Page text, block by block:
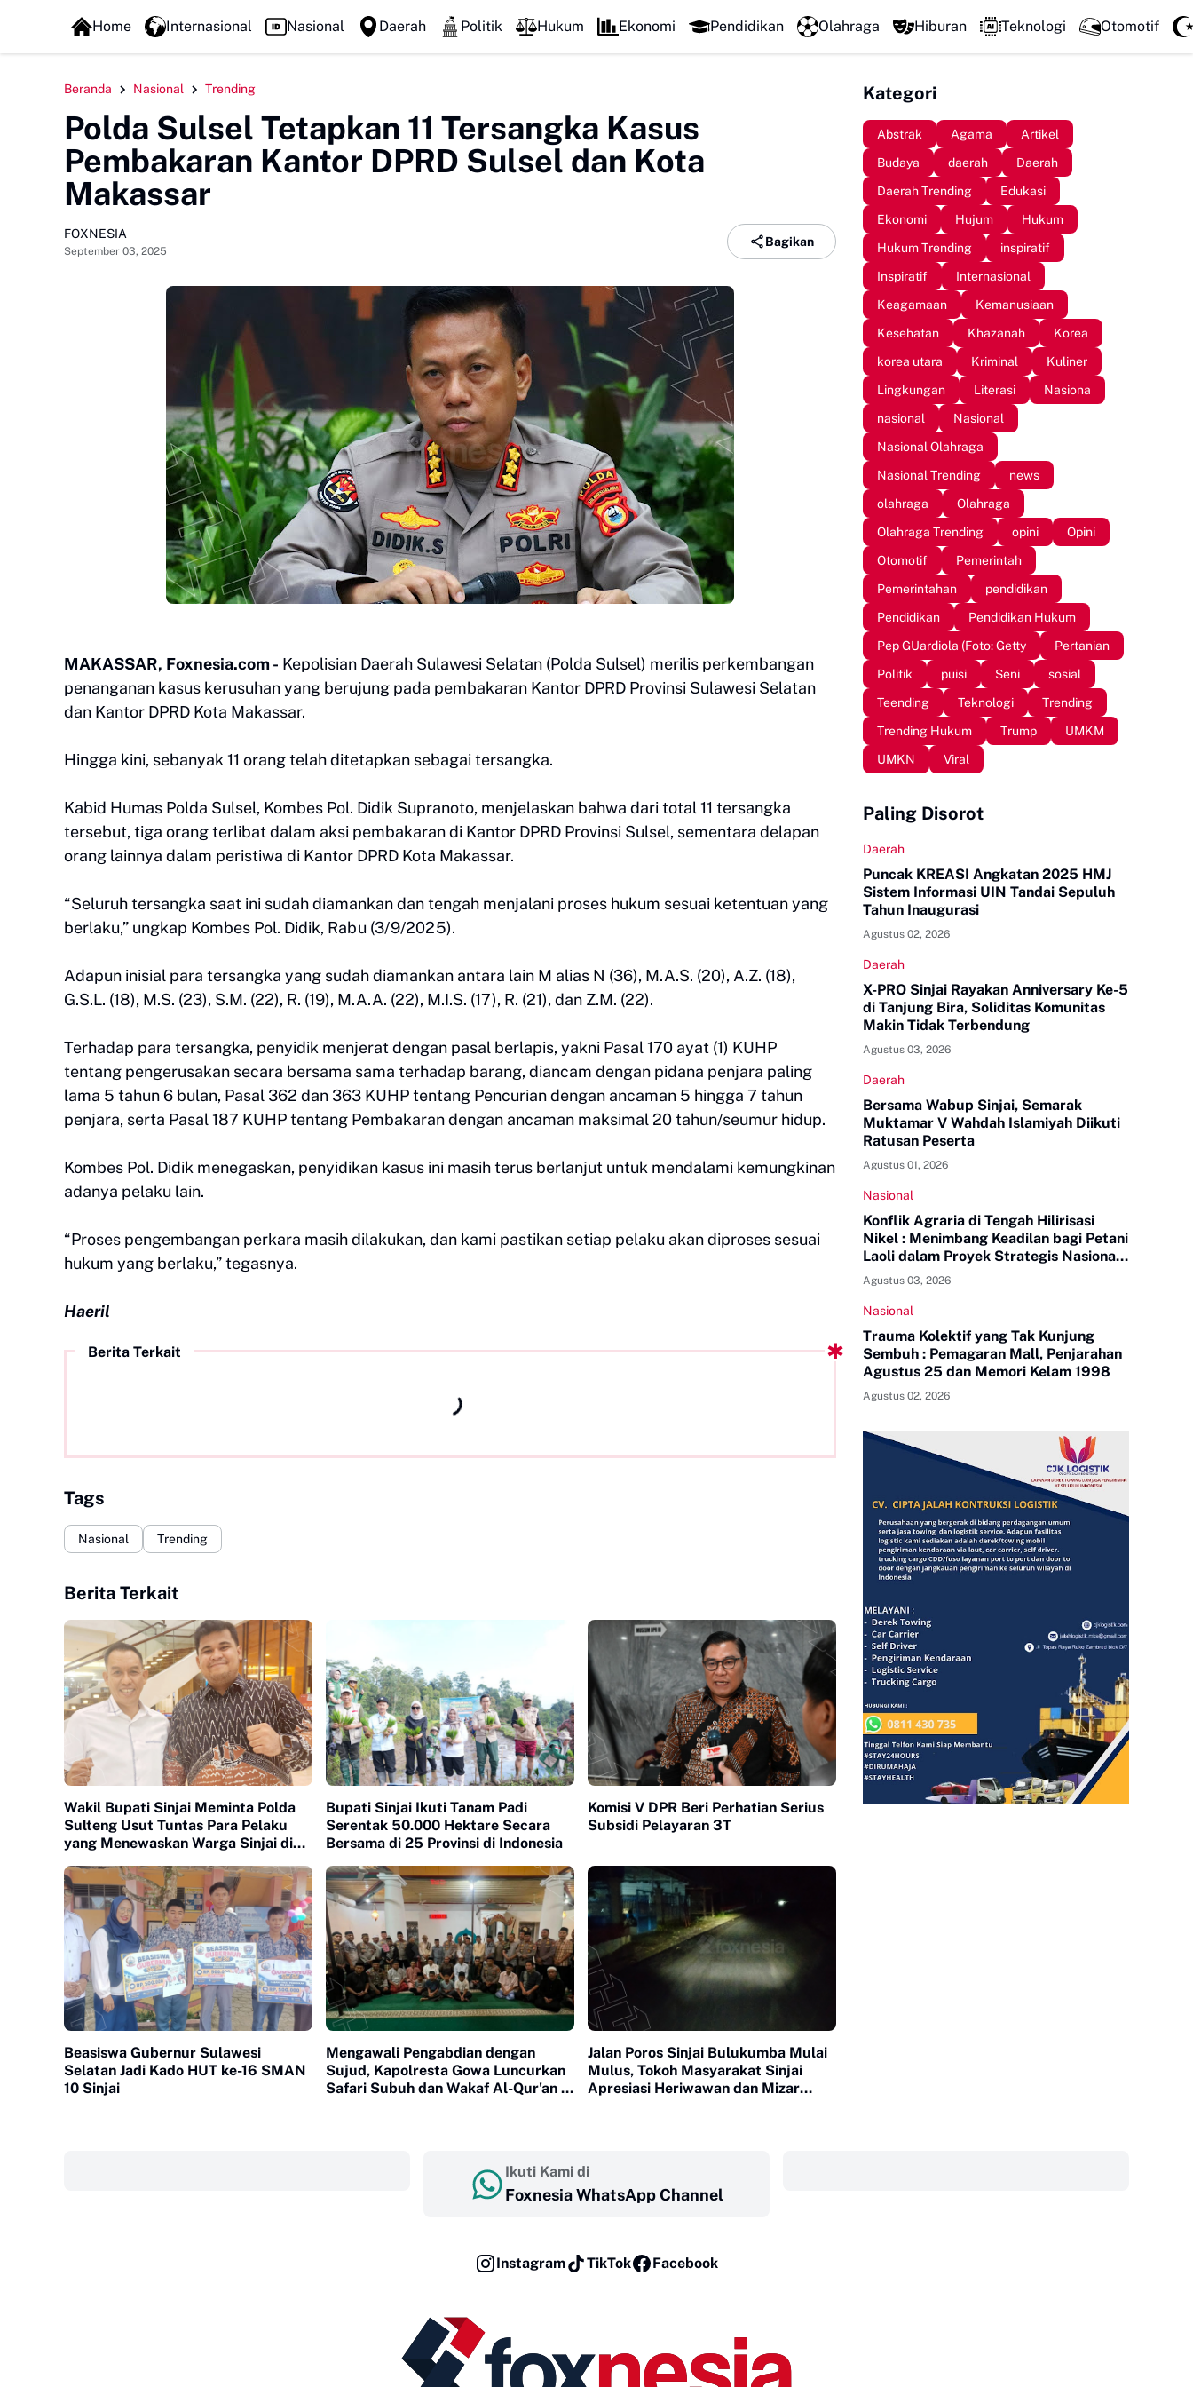
FOXLINE NEWS Perkuat Kolaborasi Pengembangan Pariwisata
Home Internasional Nasional Daerah Politik Hukum Ekonomi Pendidikan Olahraga Hiburan Teknologi Otomotif
Beranda Nasional Trending
Polda Sulsel Tetapkan 11 Tersangka Kasus
Pembakaran Kantor DPRD Sulsel dan Kota
Makassar
FOXNESIA
September 03, 2025
Bagikan
MAKASSAR, Foxnesia.com - Kepolisian Daerah Sulawesi Selatan (Polda Sulsel) merilis perkembangan
penanganan kasus kerusuhan yang berujung pada pembakaran Kantor DPRD Provinsi Sulawesi Selatan
dan Kantor DPRD Kota Makassar.
Hingga kini, sebanyak 11 orang telah ditetapkan sebagai tersangka.
Kabid Humas Polda Sulsel, Kombes Pol. Didik Supranoto, menjelaskan bahwa dari total 11 tersangka
tersebut, tiga orang terlibat dalam aksi pembakaran di Kantor DPRD Provinsi Sulsel, sementara delapan
orang lainnya dalam peristiwa di Kantor DPRD Kota Makassar.
“Seluruh tersangka saat ini sudah diamankan dan tengah menjalani proses hukum sesuai ketentuan yang
berlaku,” ungkap Kombes Pol. Didik, Rabu (3/9/2025).
Adapun inisial para tersangka yang sudah diamankan antara lain M alias N (36), M.A.S. (20), A.Z. (18),
G.S.L. (18), M.S. (23), S.M. (22), R. (19), M.A.A. (22), M.I.S. (17), R. (21), dan Z.M. (22).
Terhadap para tersangka, penyidik menjerat dengan pasal berlapis, yakni Pasal 170 ayat (1) KUHP
tentang pengerusakan secara bersama sama terhadap barang, diancam dengan pidana penjara paling
lama 5 tahun 6 bulan, Pasal 362 dan 363 KUHP tentang Pencurian dengan ancaman 5 hingga 7 tahun
penjara, serta Pasal 187 KUHP tentang Pembakaran dengan ancaman maksimal 20 tahun/seumur hidup.
Kombes Pol. Didik menegaskan, penyidikan kasus ini masih terus berlanjut untuk mendalami kemungkinan
adanya pelaku lain.
“Proses pengembangan perkara masih dilakukan, dan kami pastikan setiap pelaku akan diproses sesuai
hukum yang berlaku,” tegasnya.
Haeril
Berita Terkait
Tags
Nasional Trending
Berita Terkait
Wakil Bupati Sinjai Meminta Polda
Sulteng Usut Tuntas Para Pelaku
yang Menewaskan Warga Sinjai di
Bupati Sinjai Ikuti Tanam Padi
Serentak 50.000 Hektare Secara
Bersama di 25 Provinsi di Indonesia
Komisi V DPR Beri Perhatian Serius
Subsidi Pelayaran 3T
Beasiswa Gubernur Sulawesi
Selatan Jadi Kado HUT ke-16 SMAN
10 Sinjai
Mengawali Pengabdian dengan
Sujud, Kapolresta Gowa Luncurkan
Safari Subuh dan Wakaf Al-Qur'an di
Jalan Poros Sinjai Bulukumba Mulai
Mulus, Tokoh Masyarakat Sinjai
Apresiasi Heriwawan dan Mizar
Kategori
Abstrak Agama
Artikel
Budaya
daerah
Daerah
Daerah Trending
Edukasi
Ekonomi
Hujum
Hukum
Hukum Trending
inspiratif
Inspiratif
Internasional
Keagamaan
Kemanusiaan
Kesehatan
Khazanah
Korea
korea utara
Kriminal
Kuliner
Lingkungan
Literasi
Nasiona
nasional
Nasional
Nasional Olahraga
Nasional Trending
news
olahraga
Olahraga
Olahraga Trending
opini
Opini
Otomotif
Pemerintah
Pemerintahan
pendidikan
Pendidikan
Pendidikan Hukum
Pep GUardiola (Foto: Getty
Pertanian
Politik
puisi Seni
sosial
Teending
Teknologi
Trending
Trending Hukum
Trump
UMKM
UMKN
Viral
Paling Disorot
Daerah
Puncak KREASI Angkatan 2025 HMJ
Sistem Informasi UIN Tandai Sepuluh
Tahun Inaugurasi
Agustus 02, 2026
Daerah
X-PRO Sinjai Rayakan Anniversary Ke-5
di Tanjung Bira, Soliditas Komunitas
Makin Tidak Terbendung
Agustus 03, 2026
Daerah
Bersama Wabup Sinjai, Semarak
Muktamar V Wahdah Islamiyah Diikuti
Ratusan Peserta
Agustus 01, 2026
Nasional
Konflik Agraria di Tengah Hilirisasi
Nikel : Menimbang Keadilan bagi Petani
Laoli dalam Proyek Strategis Nasional
PT Indonesia Huali Industry Park
Agustus 03, 2026
Nasional
Trauma Kolektif yang Tak Kunjung
Sembuh : Pemagaran Mall, Penjarahan
Agustus 25 dan Memori Kelam 1998
Agustus 02, 2026
Ikuti Kami di
Foxnesia WhatsApp Channel
Instagram TikTok Facebook